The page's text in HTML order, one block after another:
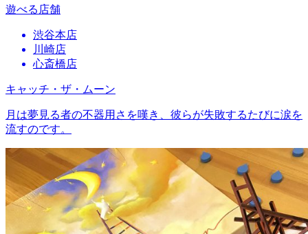
遊べる店舗
渋谷本店
川崎店
心斎橋店
キャッチ・ザ・ムーン
月は夢見る者の不器用さを嘆き、彼らが失敗するたびに涙を
流すのです。